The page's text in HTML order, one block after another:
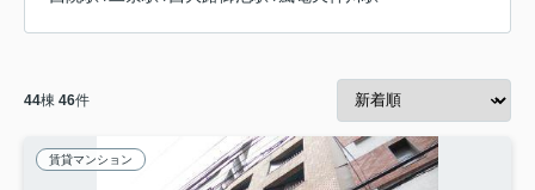
44棟 46件
賃貸マンション